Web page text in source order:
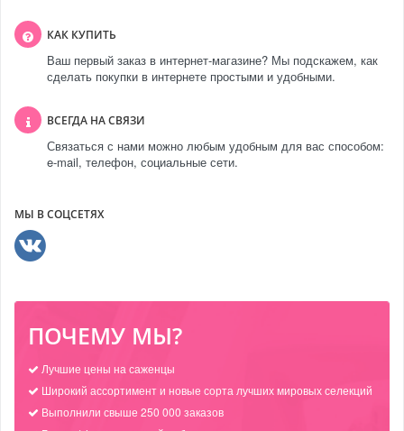
КАК КУПИТЬ
Ваш первый заказ в интернет-магазине? Мы подскажем, как
сделать покупки в интернете простыми и удобными.
ВСЕГДА НА СВЯЗИ
Связаться с нами можно любым удобным для вас способом:
e-mail, телефон, социальные сети.
МЫ В СОЦСЕТЯХ
ПОЧЕМУ МЫ?
Лучшие цены на саженцы
Широкий ассортимент и новые сорта лучших мировых селекций
Выполнили свыше 250 000 заказов